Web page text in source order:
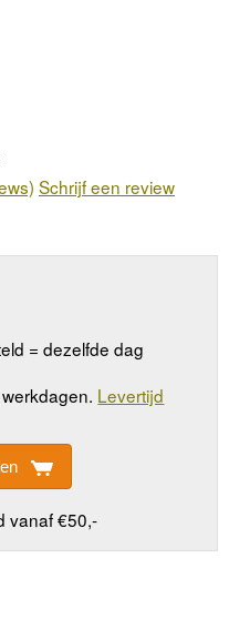
Schrijf een review
= dezelfde dag
Levertijd
vanaf €50,-